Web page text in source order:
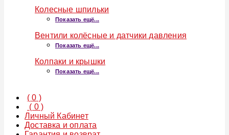
Колесные шпильки
Показать ещё...
Вентили колёсные и датчики давления
Показать ещё...
Колпаки и крышки
Показать ещё...
(0 )
( 0)
Личный Кабинет
Доставка и оплата